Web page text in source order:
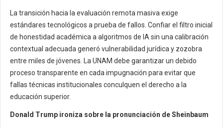
La transición hacia la evaluación remota masiva exige
estándares tecnológicos a prueba de fallos. Confiar el filtro inicial
de honestidad académica a algoritmos de IA sin una calibración
contextual adecuada generó vulnerabilidad jurídica y zozobra
entre miles de jóvenes. La UNAM debe garantizar un debido
proceso transparente en cada impugnación para evitar que
fallas técnicas institucionales conculquen el derecho a la
educación superior.
Donald Trump ironiza sobre la pronunciación de Sheinbaum